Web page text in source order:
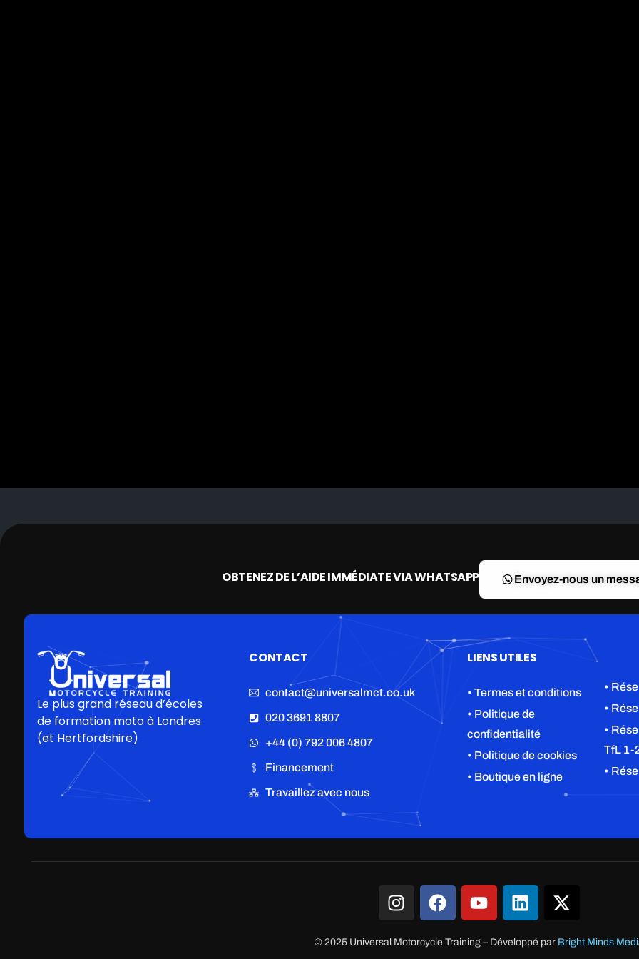
OBTENEZ DE L’AIDE IMMÉDIATE VIA WHATSAPP Envoyez-nous un
Le plus grand réseau d’écoles
de formation moto à Londres
(et Hertfordshire)
CONTACT
contact@universalmct.co.uk
020 3691 8807
+44 (0) 792 006 4807
Financement
Travaillez avec nous
LIENS UTILES
• Termes et conditions
• Politique de
confidentialité
• Politique de cookies
• Boutique en ligne
•
•
•
TfL 1-
•
© 2025 Universal Motorcycle Training– Développé par Bright Minds